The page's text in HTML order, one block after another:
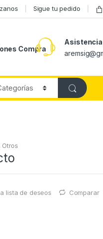
Sigue tu pedido
Compra
Asistencia
Otros
lista de deseos Comparar